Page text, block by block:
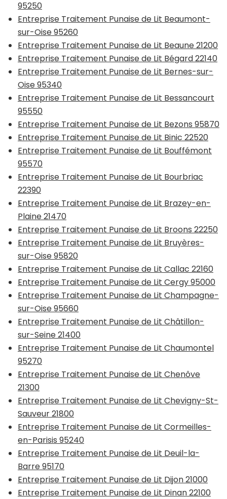
95250
Entreprise Traitement Punaise de Lit Beaumont-
sur-Oise 95260
Entreprise Traitement Punaise de Lit Beaune 21200
Entreprise Traitement Punaise de Lit Bégard 22140
Entreprise Traitement Punaise de Lit Bernes-sur-
Oise 95340
Entreprise Traitement Punaise de Lit Bessancourt
95550
Entreprise Traitement Punaise de Lit Bezons 95870
Entreprise Traitement Punaise de Lit Binic 22520
Entreprise Traitement Punaise de Lit Bouffémont
95570
Entreprise Traitement Punaise de Lit Bourbriac
22390
Entreprise Traitement Punaise de Lit Brazey-en-
Plaine 21470
Entreprise Traitement Punaise de Lit Broons 22250
Entreprise Traitement Punaise de Lit Bruyères-
sur-Oise 95820
Entreprise Traitement Punaise de Lit Callac 22160
Entreprise Traitement Punaise de Lit Cergy 95000
Entreprise Traitement Punaise de Lit Champagne-
sur-Oise 95660
Entreprise Traitement Punaise de Lit Châtillon-
sur-Seine 21400
Entreprise Traitement Punaise de Lit Chaumontel
95270
Entreprise Traitement Punaise de Lit Chenôve
21300
Entreprise Traitement Punaise de Lit Chevigny-St-
Sauveur 21800
Entreprise Traitement Punaise de Lit Cormeilles-
en-Parisis 95240
Entreprise Traitement Punaise de Lit Deuil-la-
Barre 95170
Entreprise Traitement Punaise de Lit Dijon 21000
Entreprise Traitement Punaise de Lit Dinan 22100